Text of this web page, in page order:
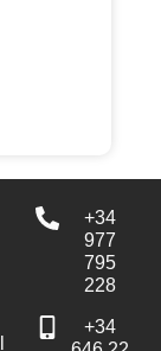
+34
977
795
228
+34